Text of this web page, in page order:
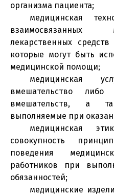
организма пациента;
медицинская
взаимосвязанных
лекарственных
которые могут быть
медицинской помощи;
медицинская
вмешательство либо
вмешательств, а
выполняемые при
медицинская
совокупность
поведения
работников при
обязанностей;
медицинские